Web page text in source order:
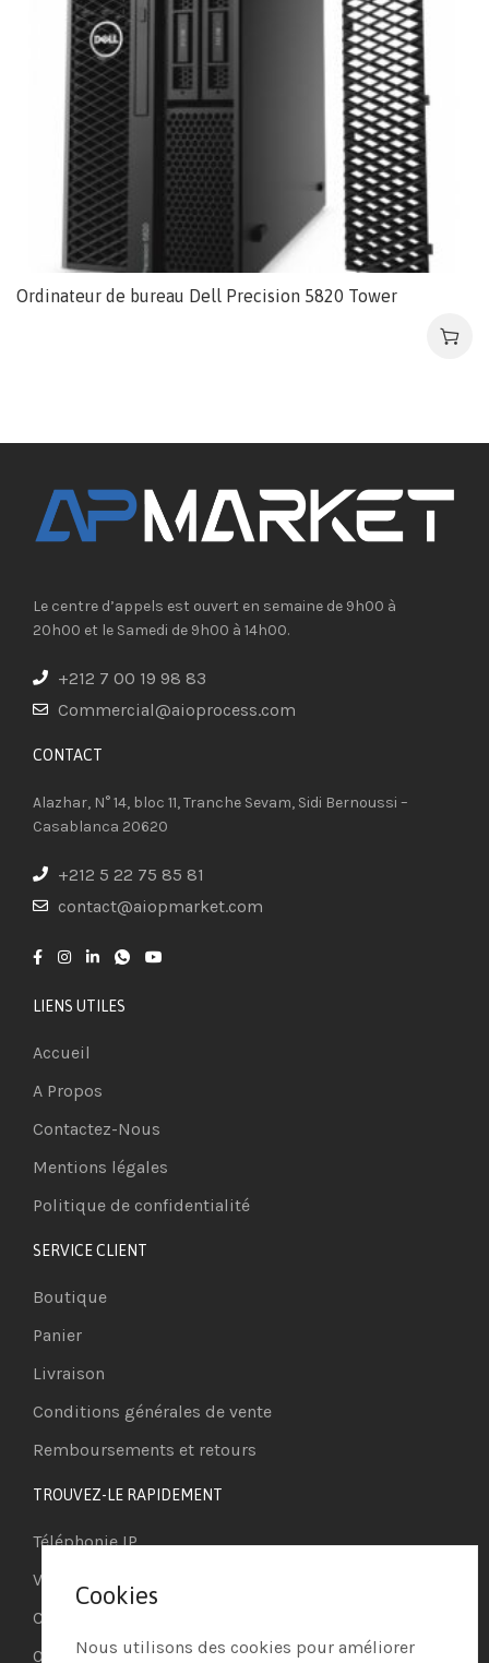
Ordinateur de bureau Dell Precision 5820 Tower
Le centre d’appels est ouvert en semaine de 9h00 à
20h00 et le Samedi de 9h00 à 14h00.
+212 7 00 19 98 83
Commercial@aioprocess.com
CONTACT​
Alazhar, N° 14, bloc 11, Tranche Sevam, Sidi Bernoussi –
Casablanca 20620
+212 5 22 75 85 81
contact@aiopmarket.com
LIENS UTILES
Accueil
A Propos
Contactez-Nous
Mentions légales
Politique de confidentialité
SERVICE CLIENT
Boutique
Panier
Livraison
Conditions générales de vente
Remboursements et retours
TROUVEZ-LE RAPIDEMENT
Téléphonie IP
Visioconférence
Casques
Ordinateurs
Cookies
Nous utilisons des cookies pour améliorer